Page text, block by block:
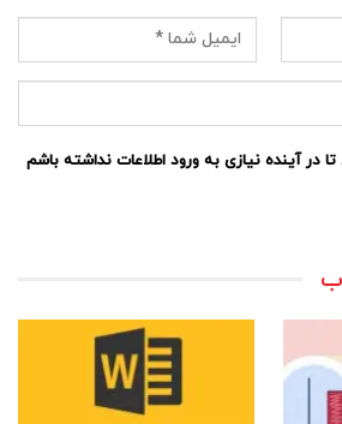
در آینده نیازی به ورود اطلاعات نداشته باشم